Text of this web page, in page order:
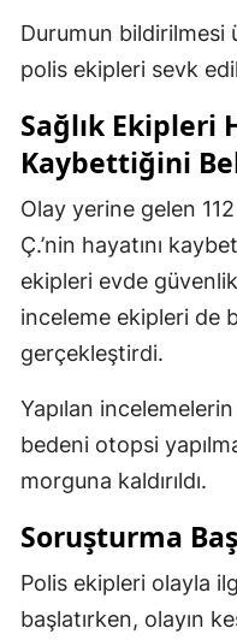
Durumun bildirilmesi
polis ekipleri sevk
Sağlık Ekipleri
Kaybettiğini
Olay yerine gelen
Ç.’nin hayatını
ekipleri evde
inceleme ekipleri de
gerçekleştirdi.
Yapılan
bedeni otopsi
morguna kaldırıldı.
Soruşturma
Polis ekipleri olayla
başlatırken, olayın